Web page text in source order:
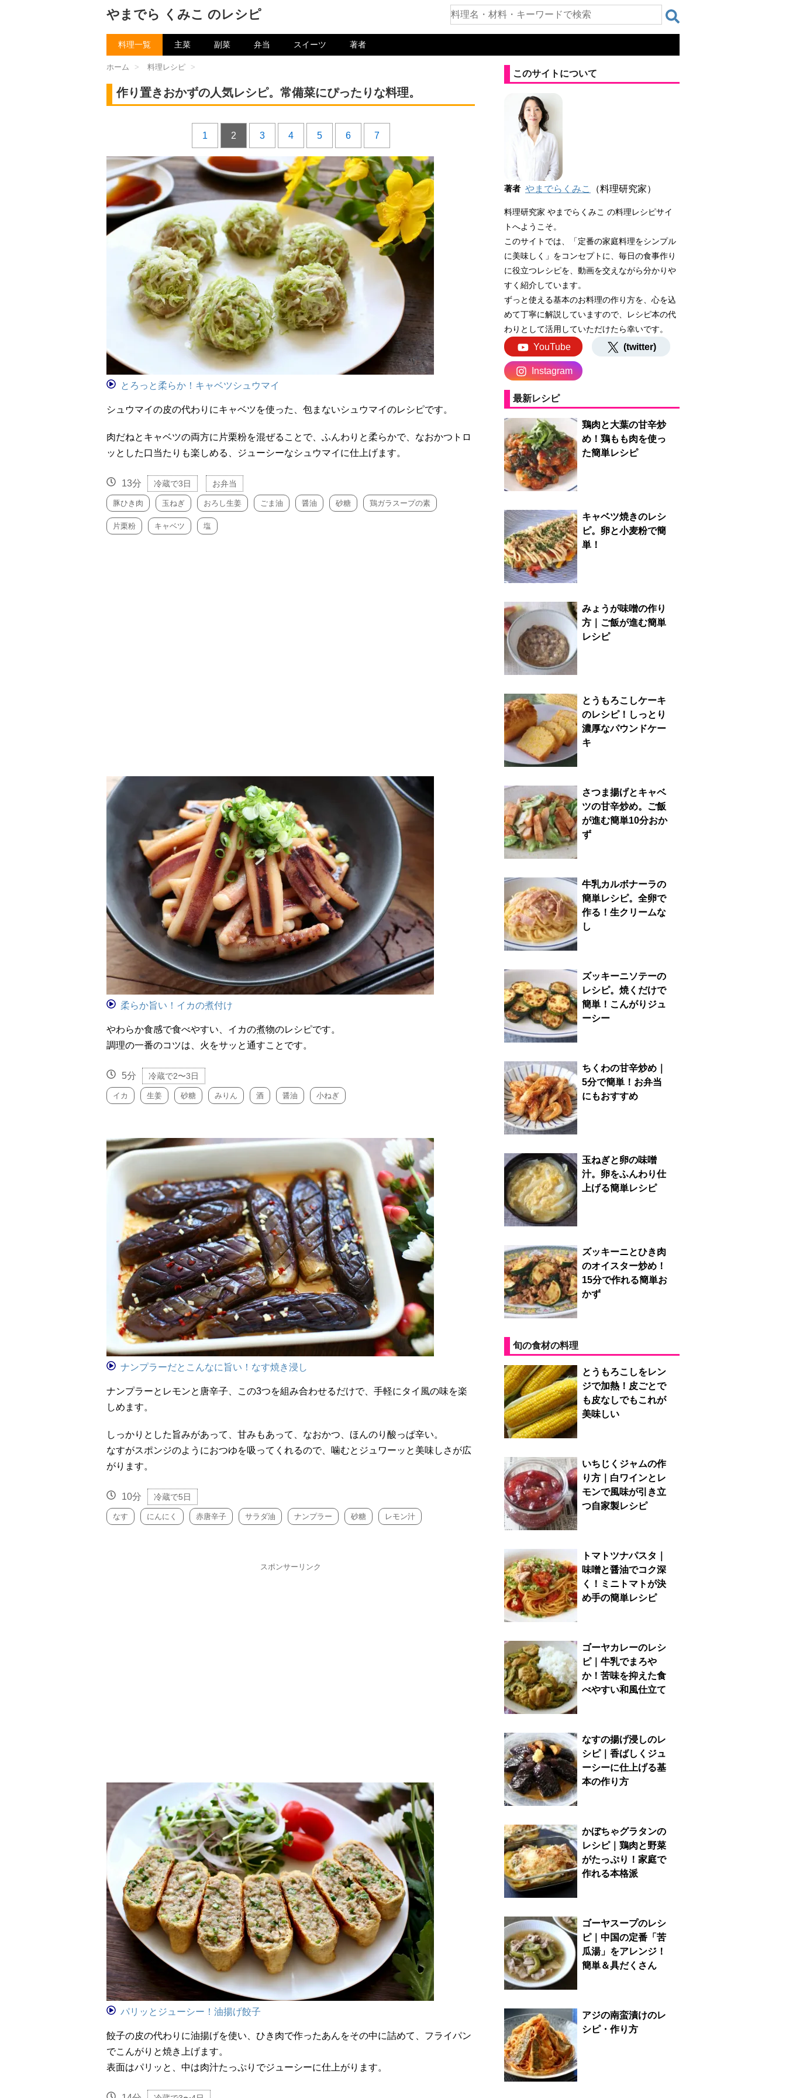
やまでら くみこ のレシピ
料理一覧 主菜 副菜 弁当 スイーツ 著者
ホーム > 料理レシピ >
作り置きおかずの人気レシピ。常備菜にぴったりな料理。
1 2 3 4 5 6 7
とろっと柔らか！キャベツシュウマイ
シュウマイの皮の代わりにキャベツを使った、包まないシュウマイのレシピです。
肉だねとキャベツの両方に片栗粉を混ぜることで、ふんわりと柔らかで、なおかつトロ
ッとした口当たりも楽しめる、ジューシーなシュウマイに仕上げます。
13分 冷蔵で3日 お弁当
豚ひき肉 玉ねぎ おろし生姜 ごま油 醤油 砂糖 鶏ガラスープの素
片栗粉 キャベツ 塩
柔らか旨い！イカの煮付け
やわらか食感で食べやすい、イカの煮物のレシピです。
調理の一番のコツは、火をサッと通すことです。
5分 冷蔵で2〜3日
イカ 生姜 砂糖 みりん 酒 醤油 小ねぎ
ナンプラーだとこんなに旨い！なす焼き浸し
ナンプラーとレモンと唐辛子、この3つを組み合わせるだけで、手軽にタイ風の味を楽
しめます。
しっかりとした旨みがあって、甘みもあって、なおかつ、ほんのり酸っぱ辛い。
なすがスポンジのようにおつゆを吸ってくれるので、噛むとジュワーッと美味しさが広
がります。
10分 冷蔵で5日
なす にんにく 赤唐辛子 サラダ油 ナンプラー 砂糖 レモン汁
スポンサーリンク
パリッとジューシー！油揚げ餃子
餃子の皮の代わりに油揚げを使い、ひき肉で作ったあんをその中に詰めて、フライパン
でこんがりと焼き上げます。
表面はパリッと、中は肉汁たっぷりでジューシーに仕上がります。
このサイトについて
著者 やまでらくみこ （料理研究家）
料理研究家 やまでらくみこ の料理レシピサイ
トへようこそ。
このサイトでは、「定番の家庭料理をシンプル
に美味しく」をコンセプトに、毎日の食事作り
に役立つレシピを、動画を交えながら分かりや
すく紹介しています。
ずっと使える基本のお料理の作り方を、心を込
めて丁寧に解説していますので、レシピ本の代
わりとして活用していただけたら幸いです。
YouTube (twitter)
Instagram
最新レシピ
鶏肉と大葉の甘辛炒
め！鶏もも肉を使っ
た簡単レシピ
キャベツ焼きのレシ
ピ。卵と小麦粉で簡
単！
みょうが味噌の作り
方｜ご飯が進む簡単
レシピ
とうもろこしケーキ
のレシピ！しっとり
濃厚なパウンドケー
キ
さつま揚げとキャベ
ツの甘辛炒め。ご飯
が進む簡単10分おか
ず
牛乳カルボナーラの
簡単レシピ。全卵で
作る！生クリームな
し
ズッキーニソテーの
レシピ。焼くだけで
簡単！こんがりジュ
ーシー
ちくわの甘辛炒め｜
5分で簡単！お弁当
にもおすすめ
玉ねぎと卵の味噌
汁。卵をふんわり仕
上げる簡単レシピ
ズッキーニとひき肉
のオイスター炒め！
15分で作れる簡単お
かず
旬の食材の料理
とうもろこしをレン
ジで加熱！皮ごとで
も皮なしでもこれが
美味しい
いちじくジャムの作
り方｜白ワインとレ
モンで風味が引き立
つ自家製レシピ
トマトツナパスタ｜
味噌と醤油でコク深
く！ミニトマトが決
め手の簡単レシピ
ゴーヤカレーのレシ
ピ｜牛乳でまろや
か！苦味を抑えた食
べやすい和風仕立て
なすの揚げ浸しのレ
シピ｜香ばしくジュ
ーシーに仕上げる基
本の作り方
かぼちゃグラタンの
レシピ｜鶏肉と野菜
がたっぷり！家庭で
作れる本格派
ゴーヤスープのレシ
ピ｜中国の定番「苦
瓜湯」をアレンジ！
簡単＆具だくさん
アジの南蛮漬けのレ
シピ・作り方